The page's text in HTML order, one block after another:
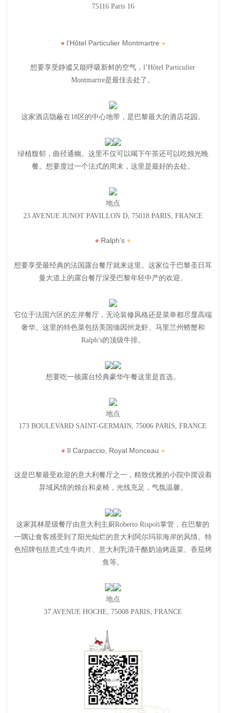
75116 Paris 16
● l’Hôtel Particulier Montmartre ●
想要享受静谧又能呼吸新鲜的空气，l’Hôtel Particulier
Montmartre是最佳去处了。
这家酒店隐蔽在18区的中心地带，是巴黎最大的酒店花园。
绿植馥郁，曲径通幽。这里不仅可以喝下午茶还可以吃烛光晚
餐。想要度过一个法式的周末，这里是最好的去处。
地点
23 AVENUE JUNOT PAVILLON D, 75018 PARIS, FRANCE
● Ralph’s ●
想要享受最经典的法国露台餐厅就来这里。这家位于巴黎圣日耳
曼大道上的露台餐厅深受巴黎年轻中产的欢迎。
它位于法国六区的左岸餐厅，无论装修风格还是菜单都尽显高端
奢华。这里的特色菜包括美国缅因州龙虾、马里兰州螃蟹和
Ralph’s的顶级牛排。
想要吃一顿露台经典豪华午餐这里是首选。
地点
173 BOULEVARD SAINT-GERMAIN, 75006 PARIS, FRANCE
● Il Carpaccio, Royal Monceau ●
这是巴黎最受欢迎的意大利餐厅之一，精致优雅的小院中摆设着
异域风情的烛台和桌椅，光线充足，气氛温馨。
这家其林星级餐厅由意大利主厨Roberto Rispoli掌管，在巴黎的
一隅让食客感受到了阳光灿烂的意大利阿尔玛菲海岸的风情。 特
色招牌包括意式生牛肉片、意大利乳清干酪奶油烤蔬菜、香茄烤
鱼等。
地点
37 AVENUE HOCHE, 75008 PARIS, FRANCE